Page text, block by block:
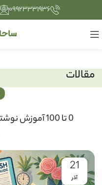
۰۹۹۲۳۳۳۱۹۳۶
مقالات
0 تا 100 آموزش نوشتن رزومه به زبان انگلیسی
21
آذر